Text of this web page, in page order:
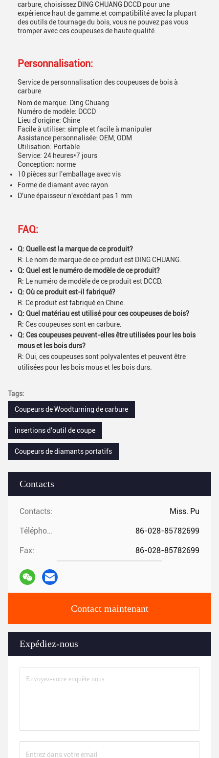
Contacts
Contacts: Miss. Pu
Téléphone: 86-028-85782699
Fax: 86-028-85782699
Contact maintenant
Expédiez-nous
carbure, choisissez DING CHUANG DCCD pour une
expérience haut de gamme.et compatibilité avec la plupart
des outils de tournage du bois, vous ne pouvez pas vous
tromper avec ces coupeuses de haute qualité.
Personnalisation:
Service de personnalisation des coupeuses de bois à
carbure
Nom de marque: Ding Chuang
Numéro de modèle: DCCD
Lieu d'origine: Chine
Facile à utiliser: simple et facile à manipuler
Assistance personnalisée: OEM, ODM
Utilisation: Portable
Service: 24 heures*7 jours
Conception: norme
10 pièces sur l'emballage avec vis
Forme de diamant avec rayon
D'une épaisseur n'excédant pas 1 mm
FAQ:
Q: Quelle est la marque de ce produit?
R: Le nom de marque de ce produit est DING CHUANG.
Q: Quel est le numéro de modèle de ce produit?
R: Le numéro de modèle de ce produit est DCCD.
Q: Où ce produit est-il fabriqué?
R: Ce produit est fabriqué en Chine.
Q: Quel matériau est utilisé pour ces coupeuses de bois?
R: Ces coupeuses sont en carbure.
Q: Ces coupeuses peuvent-elles être utilisées pour les bois
mous et les bois durs?
R: Oui, ces coupeuses sont polyvalentes et peuvent être
utilisées pour les bois mous et les bois durs.
Tags:
Coupeurs de Woodturning de carbure
insertions d'outil de coupe
Coupeurs de diamants portatifs